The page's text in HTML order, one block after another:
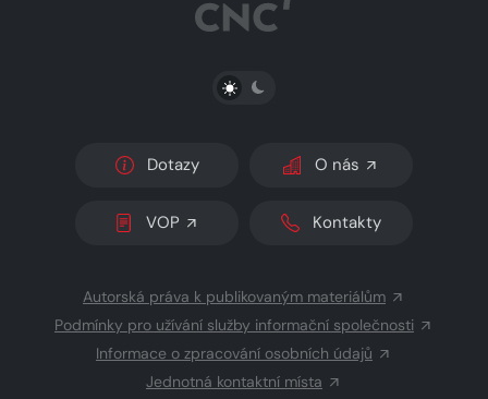
PŘEPNOUT SVĚTLÝ/TMAVÝ REŽIM
Dotazy O nás
VOP Kontakty
Autorská práva k publikovaným materiálům
Podmínky pro užívání služby informační společnosti
Informace o zpracování osobních údajů
Jednotná kontaktní místa